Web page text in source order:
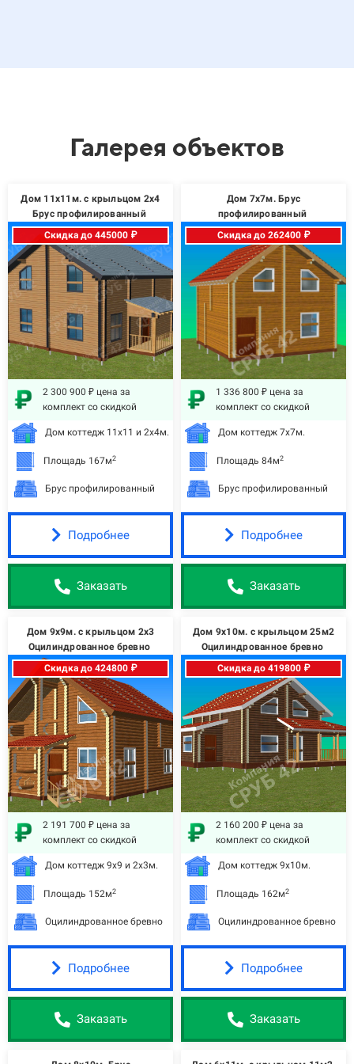
Галерея объектов
Дом 11х11м. с крыльцом 2х4
Брус профилированный
Скидка до 445000 ₽
2 300 900 ₽ цена за
комплект со скидкой
Дом коттедж 11х11 и 2х4м.
Площадь 167м2
Брус профилированный
Подробнее
Заказать
Дом 7х7м. Брус
профилированный
Скидка до 262400 ₽
1 336 800 ₽ цена за
комплект со скидкой
Дом коттедж 7х7м.
Площадь 84м2
Брус профилированный
Подробнее
Заказать
Дом 9х9м. с крыльцом 2х3
Оцилиндрованное бревно
Скидка до 424800 ₽
2 191 700 ₽ цена за
комплект со скидкой
Дом коттедж 9х9 и 2х3м.
Площадь 152м2
Оцилиндрованное бревно
Подробнее
Заказать
Дом 9х10м. с крыльцом 25м2
Оцилиндрованное бревно
Скидка до 419800 ₽
2 160 200 ₽ цена за
комплект со скидкой
Дом коттедж 9х10м.
Площадь 162м2
Оцилиндрованное бревно
Подробнее
Заказать